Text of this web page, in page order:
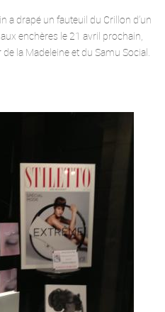
a drapé un fauteuil du Crillon d’un
enchères le 21 avril prochain,
la Madeleine et du Samu Social.